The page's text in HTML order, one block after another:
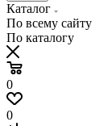
Каталог
По всему сайту
По каталогу
0
0